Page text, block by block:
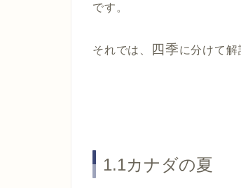
です。
それでは、 四季に分けて解
1.1カナダの夏